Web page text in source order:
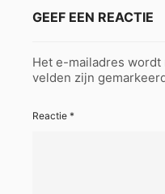
GEEF EEN REACTIE
Het e-mailadres
velden zijn
Reactie *